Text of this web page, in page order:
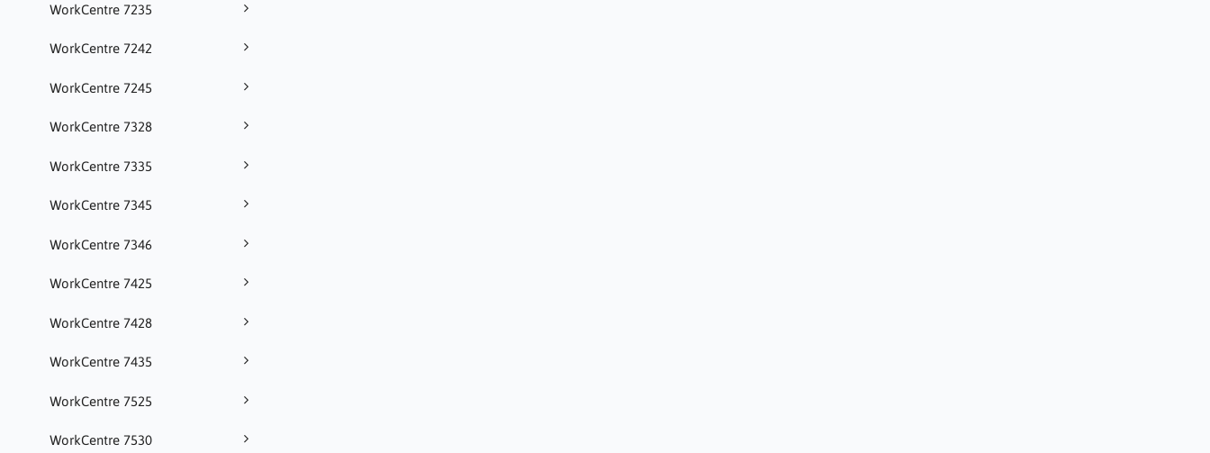
WorkCentre 7235
WorkCentre 7242
WorkCentre 7245
WorkCentre 7328
WorkCentre 7335
WorkCentre 7345
WorkCentre 7346
WorkCentre 7425
WorkCentre 7428
WorkCentre 7435
WorkCentre 7525
WorkCentre 7530